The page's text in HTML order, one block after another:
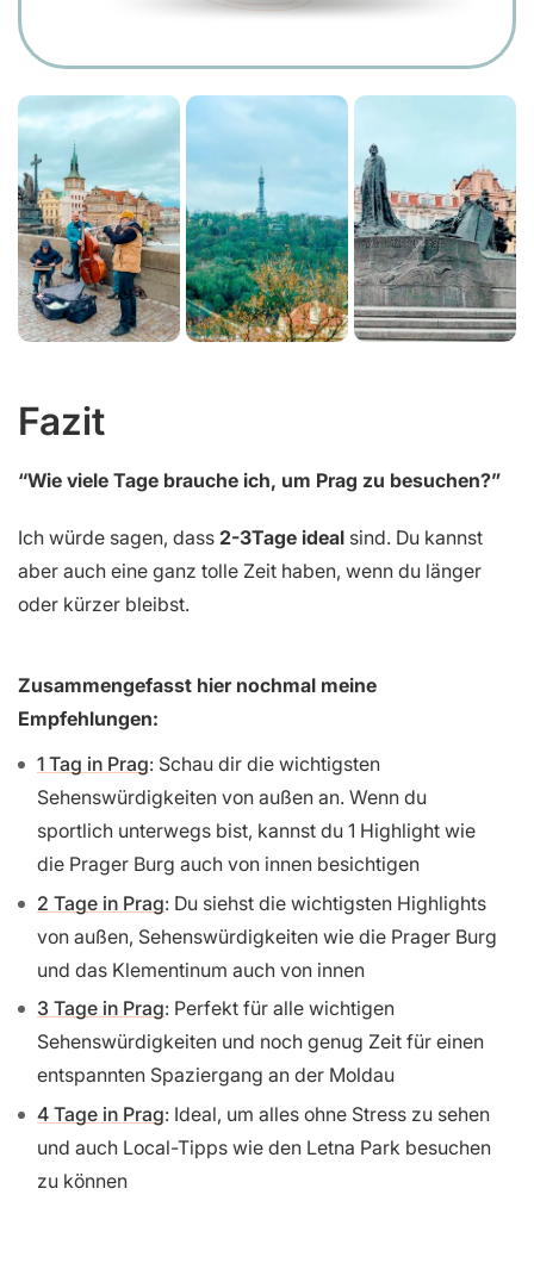
Fazit
“Wie viele Tage brauche ich, um Prag zu besuchen?”
Ich würde sagen, dass 2-3Tage ideal sind. Du kannst
aber auch eine ganz tolle Zeit haben, wenn du länger
oder kürzer bleibst.
Zusammengefasst hier nochmal meine
Empfehlungen:
1 Tag in Prag: Schau dir die wichtigsten
Sehenswürdigkeiten von außen an. Wenn du
sportlich unterwegs bist, kannst du 1 Highlight wie
die Prager Burg auch von innen besichtigen
2 Tage in Prag: Du siehst die wichtigsten Highlights
von außen, Sehenswürdigkeiten wie die Prager Burg
und das Klementinum auch von innen
3 Tage in Prag: Perfekt für alle wichtigen
Sehenswürdigkeiten und noch genug Zeit für einen
entspannten Spaziergang an der Moldau
4 Tage in Prag: Ideal, um alles ohne Stress zu sehen
und auch Local-Tipps wie den Letna Park besuchen
zu können